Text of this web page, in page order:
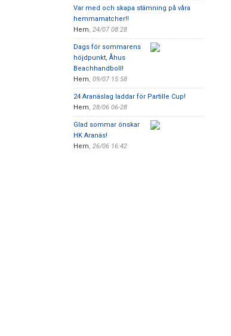
Var med och skapa stämning på våra
hemmamatcher!!
Hem, 24/07 08:28
Dags för sommarens
höjdpunkt, Åhus
Beachhandboll!
Hem, 09/07 15:58
24 Aranäslag laddar för Partille Cup!
Hem, 28/06 06-28
Glad sommar önskar
HK Aranäs!
Hem, 26/06 16:42